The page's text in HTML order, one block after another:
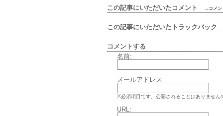
この記事にいただいたコメント →コメン
この記事にいただいたトラックバック
コメントする
名前:
メールアドレス
※必須項目です。公開されることはありません
URL: